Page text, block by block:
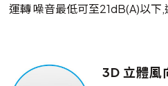
運轉 噪音最低可至21dB(A)以下,
3D 立體風